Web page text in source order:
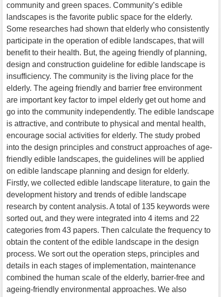
community and green spaces. Community’s edible
landscapes is the favorite public space for the elderly.
Some researches had shown that elderly who consistently
participate in the operation of edible landscapes, that will
benefit to their health. But, the ageing friendly of planning,
design and construction guideline for edible landscape is
insufficiency. The community is the living place for the
elderly. The ageing friendly and barrier free environment
are important key factor to impel elderly get out home and
go into the community independently. The edible landscape
is attractive, and contribute to physical and mental health,
encourage social activities for elderly. The study probed
into the design principles and construct approaches of age-
friendly edible landscapes, the guidelines will be applied
on edible landscape planning and design for elderly.
Firstly, we collected edible landscape literature, to gain the
development history and trends of edible landscape
research by content analysis. A total of 135 keywords were
sorted out, and they were integrated into 4 items and 22
categories from 43 papers. Then calculate the frequency to
obtain the content of the edible landscape in the design
process. We sort out the operation steps, principles and
details in each stages of implementation, maintenance
combined the human scale of the elderly, barrier-free and
ageing-friendly environmental approaches. We also